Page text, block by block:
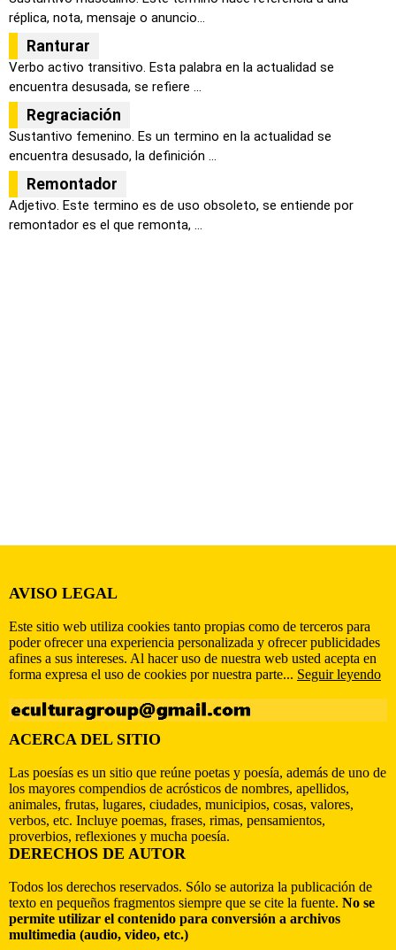
réplica, nota, mensaje o anuncio...
Ranturar
Verbo activo transitivo. Esta palabra en la actualidad se
encuentra desusada, se refiere ...
Regraciación
Sustantivo femenino. Es un termino en la actualidad se
encuentra desusado, la definición ...
Remontador
Adjetivo. Este termino es de uso obsoleto, se entiende por
remontador es el que remonta, ...
AVISO LEGAL
Este sitio web utiliza cookies tanto propias como de terceros para
poder ofrecer una experiencia personalizada y ofrecer publicidades
afines a sus intereses. Al hacer uso de nuestra web usted acepta en
forma expresa el uso de cookies por nuestra parte... Seguir leyendo
ACERCA DEL SITIO
Las poesías es un sitio que reúne poetas y poesía, además de uno de
los mayores compendios de acrósticos de nombres, apellidos,
animales, frutas, lugares, ciudades, municipios, cosas, valores,
verbos, etc. Incluye poemas, frases, rimas, pensamientos,
proverbios, reflexiones y mucha poesía.
DERECHOS DE AUTOR
Todos los derechos reservados. Sólo se autoriza la publicación de
texto en pequeños fragmentos siempre que se cite la fuente. No se
permite utilizar el contenido para conversión a archivos
multimedia (audio, video, etc.)